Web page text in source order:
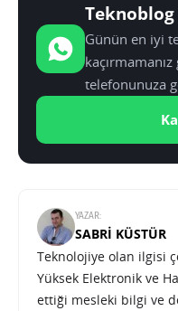
Günün en iyi
telefonunuza
YAZAR:
SABRI KÜSTÜR
Teknolojiye olan ilgisi
Yüksek Elektronik ve
ettiği mesleki bilgi ve